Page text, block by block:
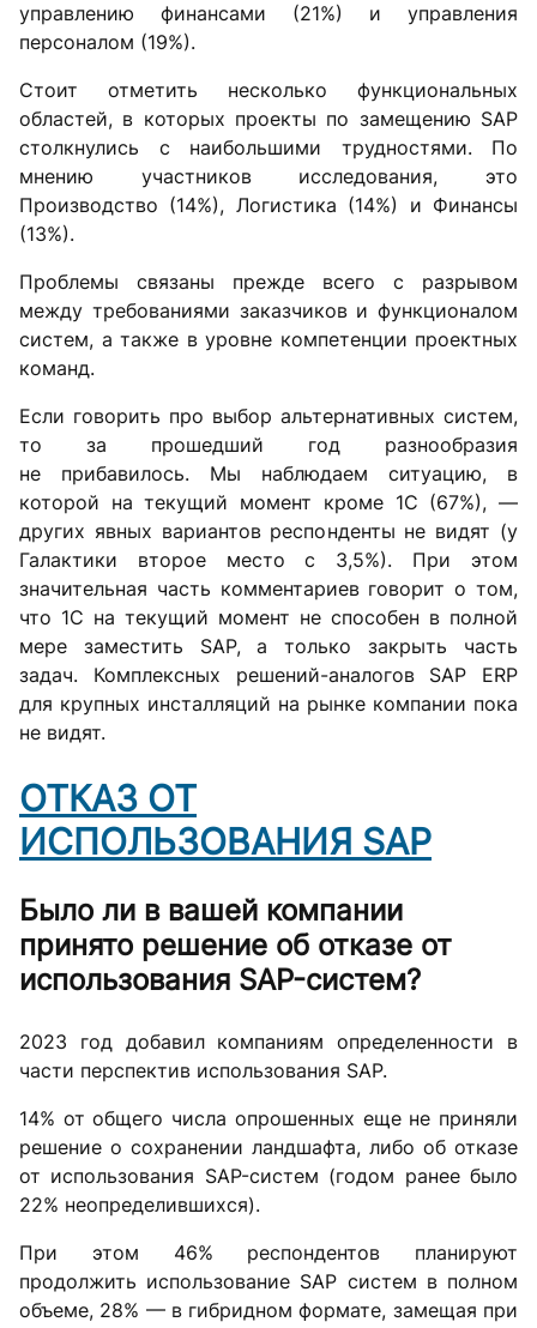
управлению финансами (21%) и управления
персоналом (19%).
Стоит отметить несколько функциональных
областей, в которых проекты по замещению SAP
столкнулись с наибольшими трудностями. По
мнению участников исследования, это
Производство (14%), Логистика (14%) и Финансы
(13%).
Проблемы связаны прежде всего с разрывом
между требованиями заказчиков и функционалом
систем, а также в уровне компетенции проектных
команд.
Если говорить про выбор альтернативных систем,
то за прошедший год разнообразия
не прибавилось. Мы наблюдаем ситуацию, в
которой на текущий момент кроме 1С (67%), —
других явных вариантов респонденты не видят (у
Галактики второе место с 3,5%). При этом
значительная часть комментариев говорит о том,
что 1С на текущий момент не способен в полной
мере заместить SAP, а только закрыть часть
задач. Комплексных решений-аналогов SAP ERP
для крупных инсталляций на рынке компании пока
не видят.
ОТКАЗ ОТ
ИСПОЛЬЗОВАНИЯ SAP
Было ли в вашей компании
принято решение об отказе от
использования SAP-систем?
2023 год добавил компаниям определенности в
части перспектив использования SAP.
14% от общего числа опрошенных еще не приняли
решение о сохранении ландшафта, либо об отказе
от использования SAP-систем (годом ранее было
22% неопределившихся).
При этом 46% респондентов планируют
продолжить использование SAP систем в полном
объеме, 28% — в гибридном формате, замещая при